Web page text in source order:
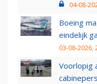
04-08-
Boeing
eindelijk
03-08-2026,
Voorlopig